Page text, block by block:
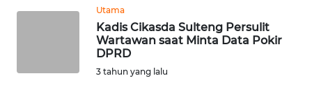
Utama
Kadis Cikasda Sulteng Persulit
Wartawan saat Minta Data Pokir
DPRD
3 tahun yang lalu